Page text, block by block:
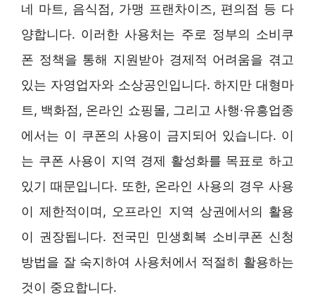
네 마트, 음식점, 가맹 프랜차이즈, 편의점 등 다
양합니다. 이러한 사용처는 주로 정부의 소비쿠
폰 정책을 통해 지원받아 경제적 어려움을 겪고
있는 자영업자와 소상공인입니다. 하지만 대형마
트, 백화점, 온라인 쇼핑몰, 그리고 사행·유흥업종
에서는 이 쿠폰의 사용이 금지되어 있습니다. 이
는 쿠폰 사용이 지역 경제 활성화를 목표로 하고
있기 때문입니다. 또한, 온라인 사용의 경우 사용
이 제한적이며, 오프라인 지역 상권에서의 활용
이 권장됩니다. 전국민 민생회복 소비쿠폰 신청
방법을 잘 숙지하여 사용처에서 적절히 활용하는
것이 중요합니다.